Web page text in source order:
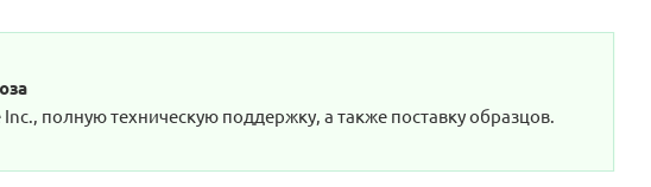
полную техническую поддержку, а также поставку образцов.